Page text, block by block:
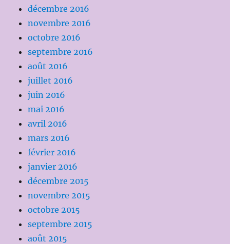
décembre 2016
novembre 2016
octobre 2016
septembre 2016
août 2016
juillet 2016
juin 2016
mai 2016
avril 2016
mars 2016
février 2016
janvier 2016
décembre 2015
novembre 2015
octobre 2015
septembre 2015
août 2015